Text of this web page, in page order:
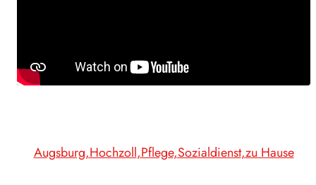
Augsburg Hochzoll Pflege Sozialdienst zu Hause